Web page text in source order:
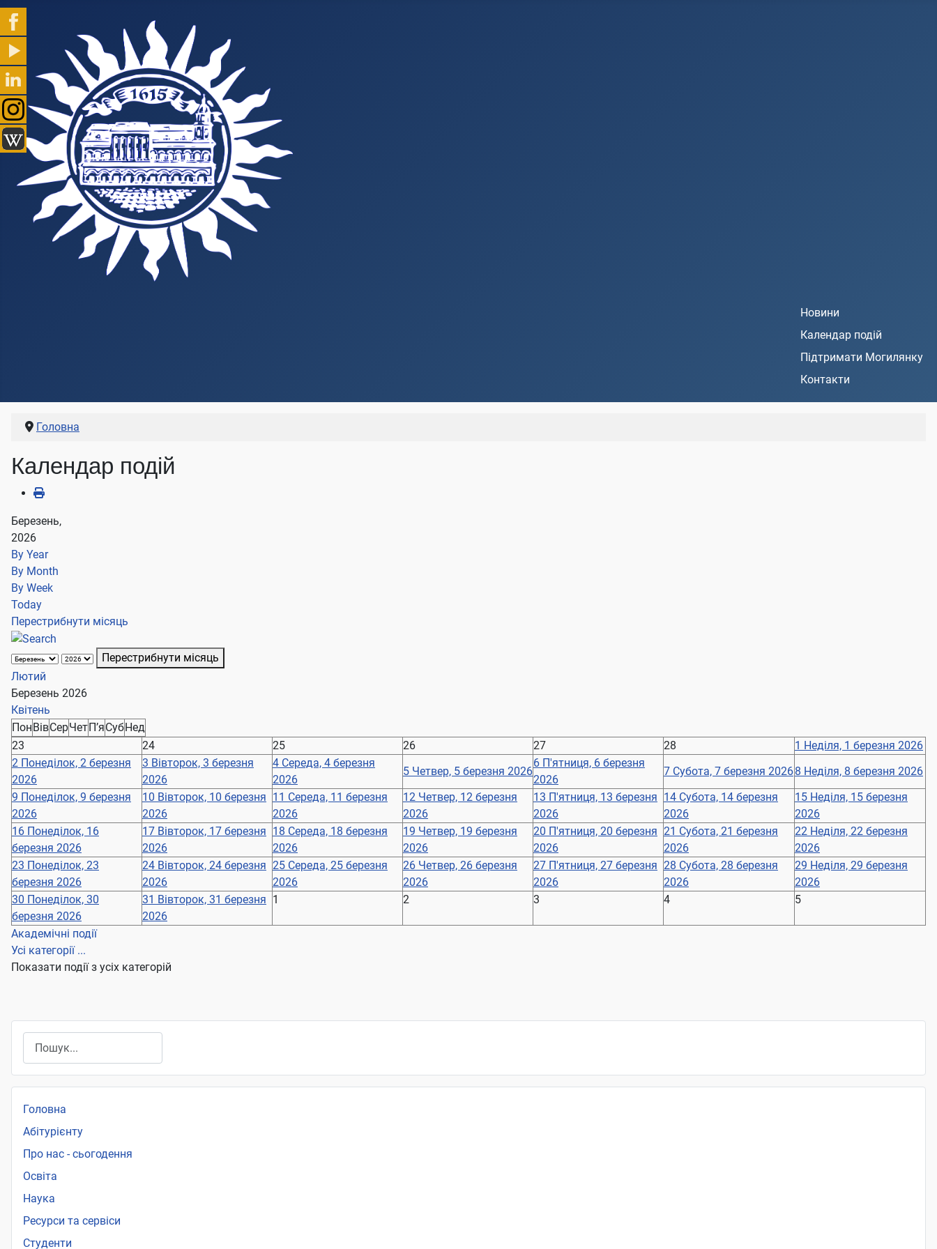
Новини
Календар подій
Підтримати Могилянку
Контакти
Головна
Календар подій
Березень,
2026
By Year
By Month
By Week
Today
Перестрибнути місяць
Перестрибнути місяць
Лютий
Березень 2026
Квітень
Пон ВівСерЧет П’яСубНед
23
24 25 26 27 28 1 Неділя, 1 березня 2026
2 Понеділок, 2 березня
2026
3 Вівторок, 3 березня
2026
4 Середа, 4 березня
2026
5 Четвер, 5 березня 2026
6 П'ятниця, 6 березня
2026
7 Субота, 7 березня 20268 Неділя, 8 березня 2026
9 Понеділок, 9 березня
2026
10 Вівторок, 10 березня
2026
11 Середа, 11 березня
2026
12 Четвер, 12 березня
2026
13 П'ятниця, 13 березня
2026
14 Субота, 14 березня
2026
15 Неділя, 15 березня
2026
16 Понеділок, 16
березня 2026
17 Вівторок, 17 березня
2026
18 Середа, 18 березня
2026
19 Четвер, 19 березня
2026
20 П'ятниця, 20 березня
2026
21 Субота, 21 березня
2026
22 Неділя, 22 березня
2026
23 Понеділок, 23
березня 2026
24 Вівторок, 24 березня
2026
25 Середа, 25 березня
2026
26 Четвер, 26 березня
2026
27 П'ятниця, 27 березня
2026
28 Субота, 28 березня
2026
29 Неділя, 29 березня
2026
30 Понеділок, 30
березня 2026
31 Вівторок, 31 березня
2026
1 2 3 4 5
Академічні події
Усі категорії ...
Показати події з усіх категорій
Головна
Абітурієнту
Про нас - сьогодення
Освіта
Наука
Ресурси та сервіси
Студенти